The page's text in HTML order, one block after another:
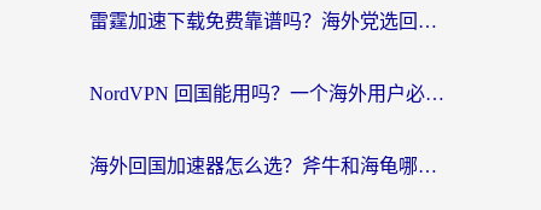
雷霆加速下载免费靠谱吗？海外党选回国加速器的避坑指南（附热门工具对比）
NordVPN 回国能用吗？一个海外用户必须面对的真实困境
海外回国加速器怎么选？斧牛和海龟哪个好？一篇帮你避开坑的实用指南